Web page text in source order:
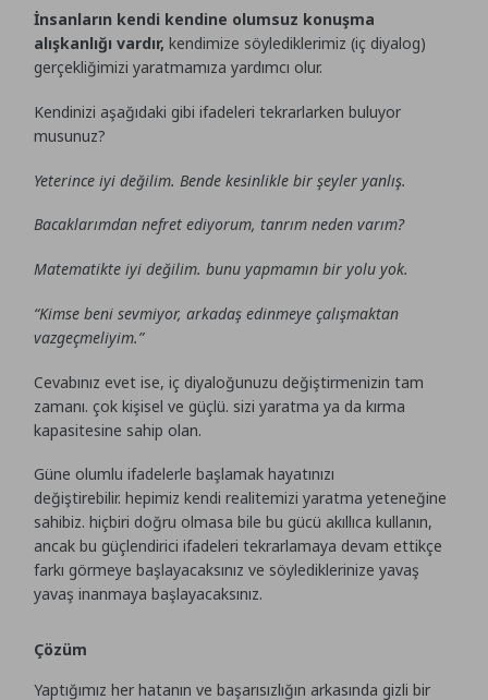
İnsanların kendi kendine olumsuz konuşma
alışkanlığı vardır, kendimize söylediklerimiz (iç diyalog)
gerçekliğimizi yaratmamıza yardımcı olur.
Kendinizi aşağıdaki gibi ifadeleri tekrarlarken buluyor
musunuz?
Yeterince iyi değilim. Bende kesinlikle bir şeyler yanlış.
Bacaklarımdan nefret ediyorum, tanrım neden varım?
Matematikte iyi değilim. bunu yapmamın bir yolu yok.
“Kimse beni sevmiyor, arkadaş edinmeye çalışmaktan
vazgeçmeliyim.”
Cevabınız evet ise, iç diyaloğunuzu değiştirmenizin tam
zamanı. çok kişisel ve güçlü. sizi yaratma ya da kırma
kapasitesine sahip olan.
Güne olumlu ifadelerle başlamak hayatınızı
değiştirebilir. hepimiz kendi realitemizi yaratma yeteneğine
sahibiz. hiçbiri doğru olmasa bile bu gücü akıllıca kullanın,
ancak bu güçlendirici ifadeleri tekrarlamaya devam ettikçe
farkı görmeye başlayacaksınız ve söylediklerinize yavaş
yavaş inanmaya başlayacaksınız.
Çözüm
Yaptığımız her hatanın ve başarısızlığın arkasında gizli bir